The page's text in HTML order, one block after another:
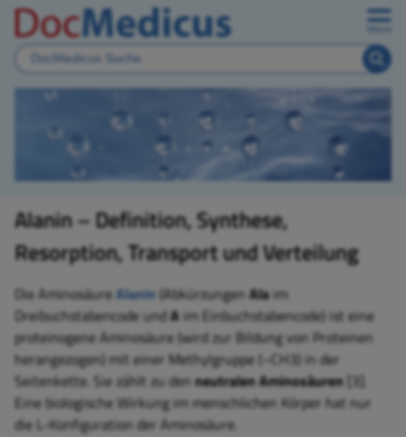
Alanin – Definition, Synthese,
Resorption, Transport und Verteilung
Die AminosäureAlanin(AbkürzungenAlaim
Dreibuchstabencode undA im Einbuchstabencode) ist eine
proteinogene Aminosäure (wird zur Bildung von Proteinen
herangezogen) mit einer Methylgruppe (–CH3) in der
Seitenkette. Sie zählt zu denneutralen Aminosäuren[3].
Eine biologische Wirkung im menschlichen Körper hat nur
die L-Konfiguration der Aminosäure.